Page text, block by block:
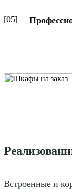
[05]
Встроенные и